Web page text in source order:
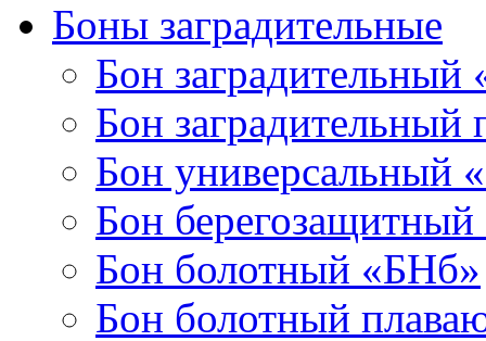
Боны заградительные
Бон заградительный
Бон
Бон универсальный
Бон
Бон болотный «БНб»
Бон болотный